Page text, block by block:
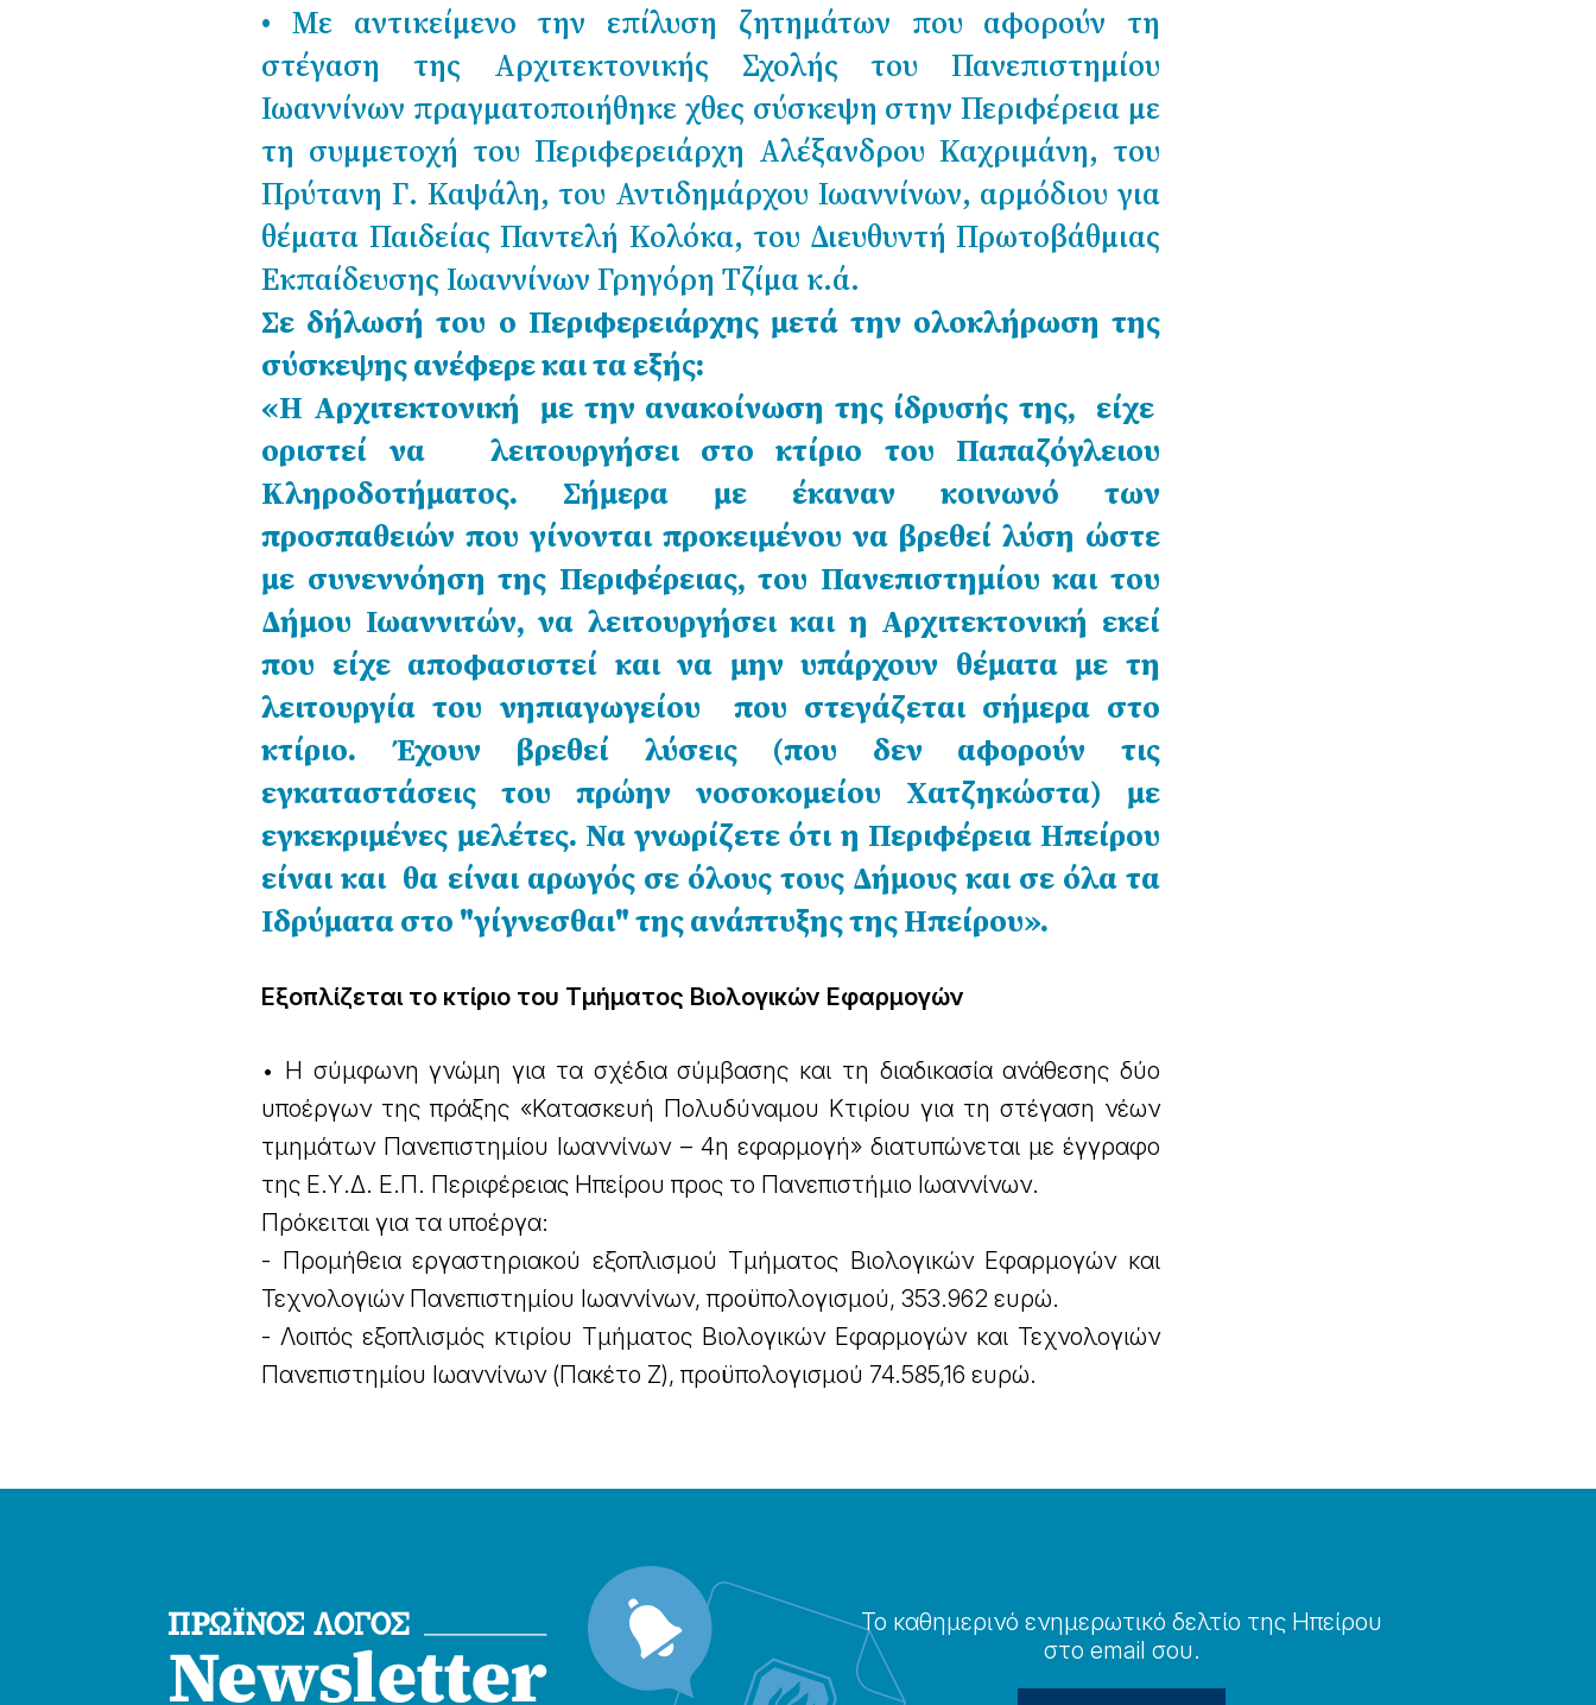
• Με αντικείμενο την επίλυση ζητημάτων που αφορούν τη
στέγαση της Αρχιτεκτονικής Σχολής του Πανεπιστημίου
Ιωαννίνων πραγματοποιήθηκε χθες σύσκεψη στην Περιφέρεια με
τη συμμετοχή του Περιφερειάρχη Αλέξανδρου Καχριμάνη, του
Πρύτανη Γ. Καψάλη, του Αντιδημάρχου Ιωαννίνων, αρμόδιου για
θέματα Παιδείας Παντελή Κολόκα, του Διευθυντή Πρωτοβάθμιας
Εκπαίδευσης Ιωαννίνων Γρηγόρη Τζίμα κ.ά.
Σε δήλωσή του ο Περιφερειάρχης μετά την ολοκλήρωση της
σύσκεψης ανέφερε και τα εξής:
«Η Αρχιτεκτονική με την ανακοίνωση της ίδρυσής της, είχε
οριστεί να λειτουργήσει στο κτίριο του Παπαζόγλειου
Κληροδοτήματος. Σήμερα με έκαναν κοινωνό των
προσπαθειών που γίνονται προκειμένου να βρεθεί λύση ώστε
με συνεννόηση της Περιφέρειας, του Πανεπιστημίου και του
Δήμου Ιωαννιτών, να λειτουργήσει και η Αρχιτεκτονική εκεί
που είχε αποφασιστεί και να μην υπάρχουν θέματα με τη
λειτουργία του νηπιαγωγείου που στεγάζεται σήμερα στο
κτίριο. Έχουν βρεθεί λύσεις (που δεν αφορούν τις
εγκαταστάσεις του πρώην νοσοκομείου Χατζηκώστα) με
εγκεκριμένες μελέτες. Να γνωρίζετε ότι η Περιφέρεια Ηπείρου
είναι και θα είναι αρωγός σε όλους τους Δήμους και σε όλα τα
Ιδρύματα στο "γίγνεσθαι" της ανάπτυξης της Ηπείρου».
Εξοπλίζεται το κτίριο του Τμήματος Βιολογικών Εφαρμογών
• Η σύμφωνη γνώμη για τα σχέδια σύμβασης και τη διαδικασία ανάθεσης δύο
υποέργων της πράξης «Κατασκευή Πολυδύναμου Κτιρίου για τη στέγαση νέων
τμημάτων Πανεπιστημίου Ιωαννίνων – 4η εφαρμογή» διατυπώνεται με έγγραφο
της Ε.Υ.Δ. Ε.Π. Περιφέρειας Ηπείρου προς το Πανεπιστήμιο Ιωαννίνων.
Πρόκειται για τα υποέργα:
- Προμήθεια εργαστηριακού εξοπλισμού Τμήματος Βιολογικών Εφαρμογών και
Τεχνολογιών Πανεπιστημίου Ιωαννίνων, προϋπολογισμού, 353.962 ευρώ.
- Λοιπός εξοπλισμός κτιρίου Τμήματος Βιολογικών Εφαρμογών και Τεχνολογιών
Πανεπιστημίου Ιωαννίνων (Πακέτο Ζ), προϋπολογισμού 74.585,16 ευρώ.
Το καθημερɩνό ενημερωτɩκό δελτίο της Ηπείρου
στο email σου.